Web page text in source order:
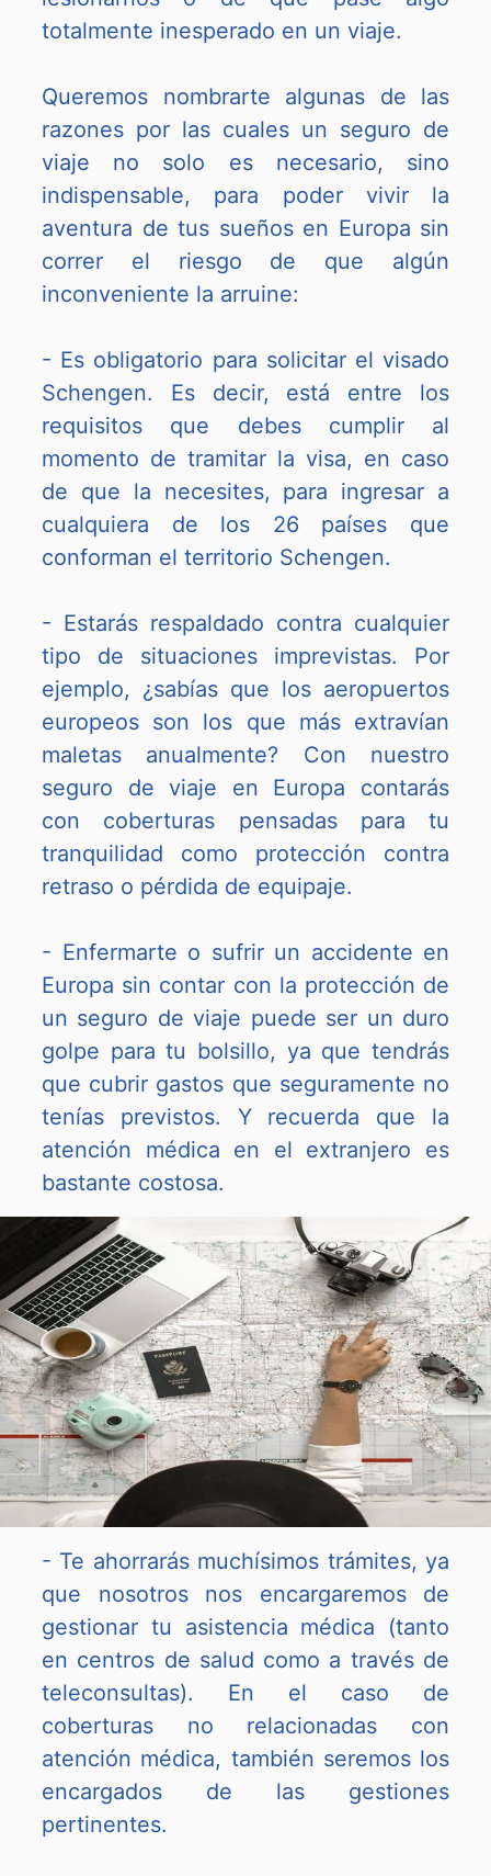
totalmente inesperado en un viaje.
Queremos nombrarte algunas de las
razones por las cuales un seguro de
viaje no solo es necesario, sino
indispensable, para poder vivir la
aventura de tus sueños en Europa sin
correr el riesgo de que algún
inconveniente la arruine:
- Es obligatorio para solicitar el visado
Schengen. Es decir, está entre los
requisitos que debes cumplir al
momento de tramitar la visa, en caso
de que la necesites, para ingresar a
cualquiera de los 26 países que
conforman el territorio Schengen.
- Estarás respaldado contra cualquier
tipo de situaciones imprevistas. Por
ejemplo, ¿sabías que los aeropuertos
europeos son los que más extravían
maletas anualmente? Con nuestro
seguro de viaje en Europa contarás
con coberturas pensadas para tu
tranquilidad como protección contra
retraso o pérdida de equipaje.
- Enfermarte o sufrir un accidente en
Europa sin contar con la protección de
un seguro de viaje puede ser un duro
golpe para tu bolsillo, ya que tendrás
que cubrir gastos que seguramente no
tenías previstos. Y recuerda que la
atención médica en el extranjero es
bastante costosa.
- Te ahorrarás muchísimos trámites, ya
que nosotros nos encargaremos de
gestionar tu asistencia médica (tanto
en centros de salud como a través de
teleconsultas). En el caso de
coberturas no relacionadas con
atención médica, también seremos los
encargados de las gestiones
pertinentes.